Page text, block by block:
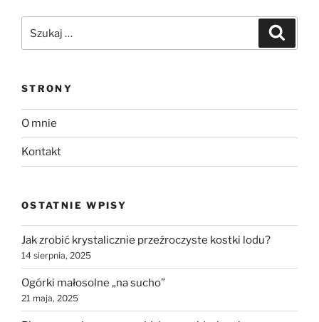
STRONY
O mnie
Kontakt
OSTATNIE WPISY
Jak zrobić krystalicznie przeźroczyste kostki lodu?
14 sierpnia, 2025
Ogórki małosolne „na sucho”
21 maja, 2025